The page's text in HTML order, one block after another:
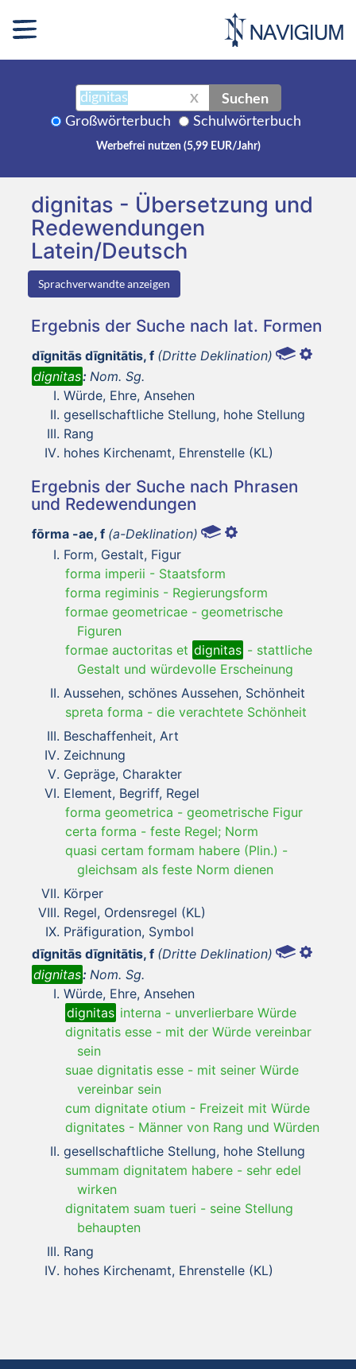
X Suchen
Großwörterbuch Schulwörterbuch
Werbefrei nutzen (5,99 EUR/Jahr)
dignitas - Übersetzung und
Redewendungen
Latein/Deutsch
Sprachverwandte anzeigen
Ergebnis der Suche nach lat. Formen
dīgnitās dīgnitātis, f (Dritte Deklination)
dignitas: Nom. Sg.
Würde, Ehre, Ansehen
gesellschaftliche Stellung, hohe Stellung
Rang
hohes Kirchenamt, Ehrenstelle (KL)
Ergebnis der Suche nach Phrasen
und Redewendungen
fōrma -ae, f (a-Deklination)
Form, Gestalt, Figur
forma imperii - Staatsform
forma regiminis - Regierungsform
formae geometricae - geometrische
Figuren
formae auctoritas et dignitas - stattliche
Gestalt und würdevolle Erscheinung
Aussehen, schönes Aussehen, Schönheit
spreta forma - die verachtete Schönheit
Beschaffenheit, Art
Zeichnung
Gepräge, Charakter
Element, Begriff, Regel
forma geometrica - geometrische Figur
certa forma - feste Regel; Norm
quasi certam formam habere (Plin.) -
gleichsam als feste Norm dienen
Körper
Regel, Ordensregel (KL)
Präfiguration, Symbol
dīgnitās dīgnitātis, f (Dritte Deklination)
dignitas: Nom. Sg.
Würde, Ehre, Ansehen
dignitas interna - unverlierbare Würde
dignitatis esse - mit der Würde vereinbar
sein
suae dignitatis esse - mit seiner Würde
vereinbar sein
cum dignitate otium - Freizeit mit Würde
dignitates - Männer von Rang und Würden
gesellschaftliche Stellung, hohe Stellung
summam dignitatem habere - sehr edel
wirken
dignitatem suam tueri - seine Stellung
behaupten
Rang
hohes Kirchenamt, Ehrenstelle (KL)